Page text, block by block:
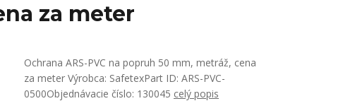
za meter
Ochrana ARS-PVC na popruh 50 mm, metráž, cena
za meter Výrobca: SafetexPart ID: ARS-PVC-
0500Objednávacie číslo: 130045 celý popis